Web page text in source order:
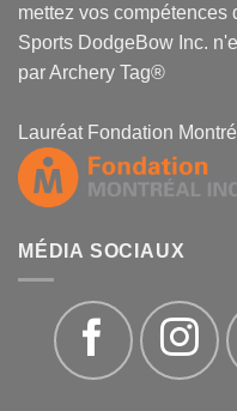
mettez vos compétences
Sports DodgeBow Inc.
par Archery Tag®
Lauréat Fondation
MÉDIA SOCIAUX